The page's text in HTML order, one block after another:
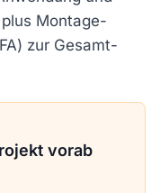
Montage-
zur Gesamt-
vorab